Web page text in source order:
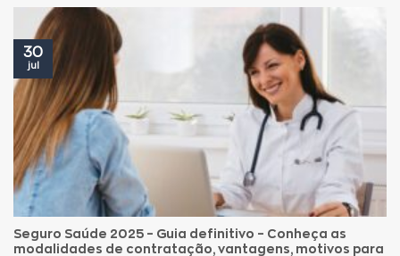
Seguro Saúde 2025 – Guia definitivo – Conheça as
modalidades de contratação, vantagens, motivos para
30
jul